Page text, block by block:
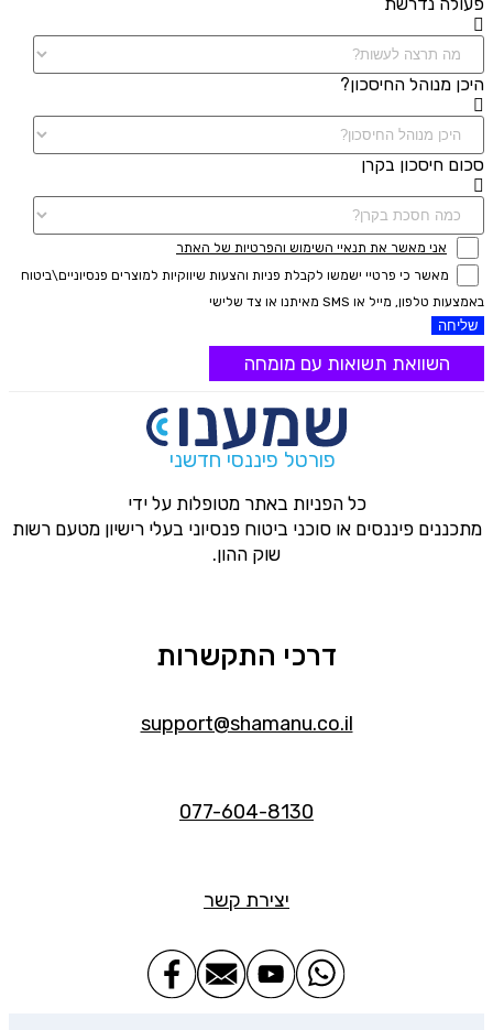
היכן מנוהל החיסכון?
סכום חיסכון בקרן
אני מאשר את תנאיי השימוש והפרטיות של האתר
מאשר כי פרטיי ישמשו לקבלת פניות והצעות שיווקיות למוצרים פנסיוניים\ביטוח
באמצעות טלפון, מייל או SMS מאיתנו או צד שלישי
שליחה
השוואת תשואות עם מומחה
פורטל פיננסי חדשני
כל הפניות באתר מטופלות על ידי
מתכננים פיננסים או סוכני ביטוח פנסיוני בעלי רישיון מטעם רשות
שוק ההון.
דרכי התקשרות
support@shamanu.co.il
077-604-8130
יצירת קשר